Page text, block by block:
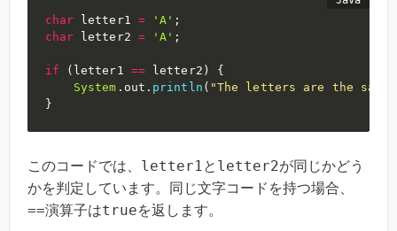
char letter1 = 'A' ;
char letter2 = 'A' ;
if ( letter1 == letter2 )
{
System . out . println ( "The letters are the
}
このコードでは、 letter1と letter2が同じかどう
かを判定しています。同じ文字コードを持つ場合、
==演算子はtrueを返します。